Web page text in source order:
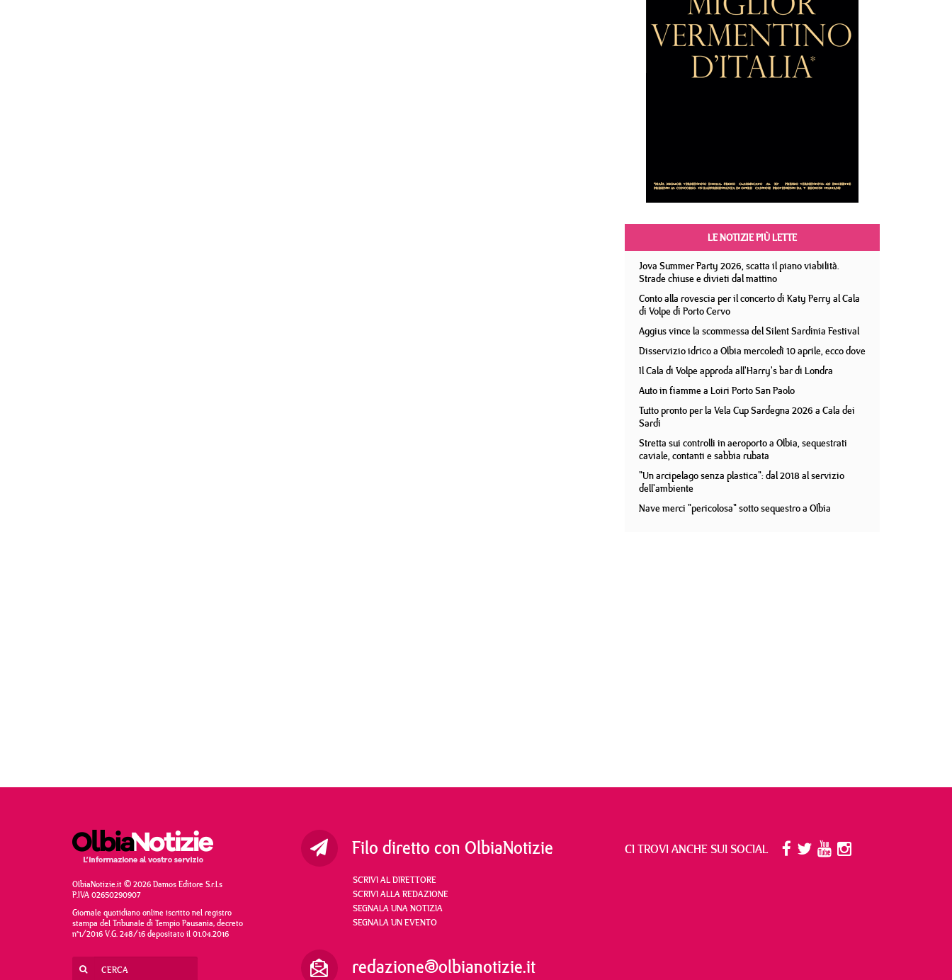
LE NOTIZIE PIÙ LETTE
Jova Summer Party 2026, scatta il piano viabilità.
Strade chiuse e divieti dal mattino
Conto alla rovescia per il concerto di Katy Perry al Cala
di Volpe di Porto Cervo
Aggius vince la scommessa del Silent Sardinia Festival
Disservizio idrico a Olbia mercoledì 10 aprile, ecco dove
Il Cala di Volpe approda all'Harry's bar di Londra
Auto in fiamme a Loiri Porto San Paolo
Tutto pronto per la Vela Cup Sardegna 2026 a Cala dei
Sardi
Stretta sui controlli in aeroporto a Olbia, sequestrati
caviale, contanti e sabbia rubata
"Un arcipelago senza plastica": dal 2018 al servizio
dell'ambiente
Nave merci "pericolosa" sotto sequestro a Olbia
OlbiaNotizie.it © 2026 Damos Editore S.r.l.s
P.IVA 02650290907
Giornale quotidiano online iscritto nel registro
stampa del Tribunale di Tempio Pausania, decreto
n°1/2016 V.G. 248/16 depositato il 01.04.2016
Filo diretto con OlbiaNotizie
SCRIVI AL DIRETTORE
SCRIVI ALLA REDAZIONE
SEGNALA UNA NOTIZIA
SEGNALA UN EVENTO
redazione@olbianotizie.it
CI TROVI ANCHE SUI SOCIAL